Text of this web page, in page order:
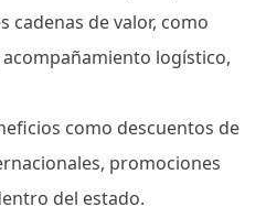
cadenas de valor, como
logístico,
como descuentos de
promociones
del estado.